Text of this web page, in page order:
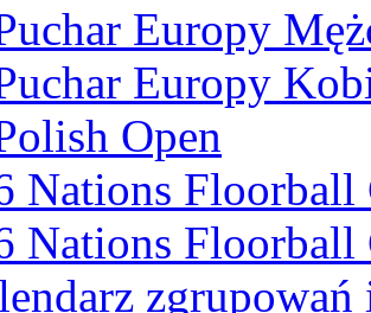
Europy
Europy
Open
Nations Floorball
Nations Floorball